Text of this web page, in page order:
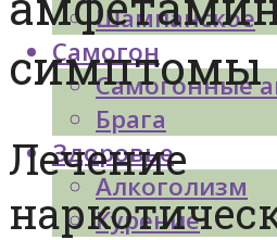
Шампанское
Самогон
Самогонные
Брага
Здоровье
Алкоголизм
Курение
симптомы
Лечение